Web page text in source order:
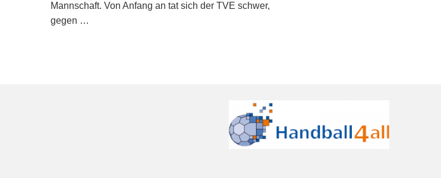
Mannschaft. Von Anfang an tat sich der TVE schwer,
gegen …